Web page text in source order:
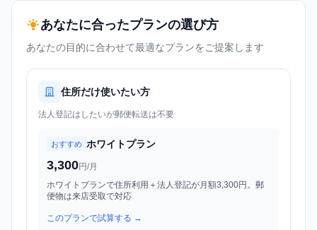
あなたに合ったプランの選び方
あなたの目的に合わせて最適なプランをご提案します
住所だけ使いたい方
法人登記はしたいが郵便転送は不要
おすすめ ホワイトプラン
3,300円/月
ホワイトプランで住所利用＋法人登記が月額3,300円。郵
便物は来店受取で対応
このプランで試算する →